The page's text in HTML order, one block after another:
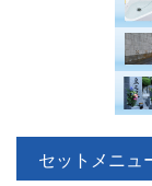
セットメニュ